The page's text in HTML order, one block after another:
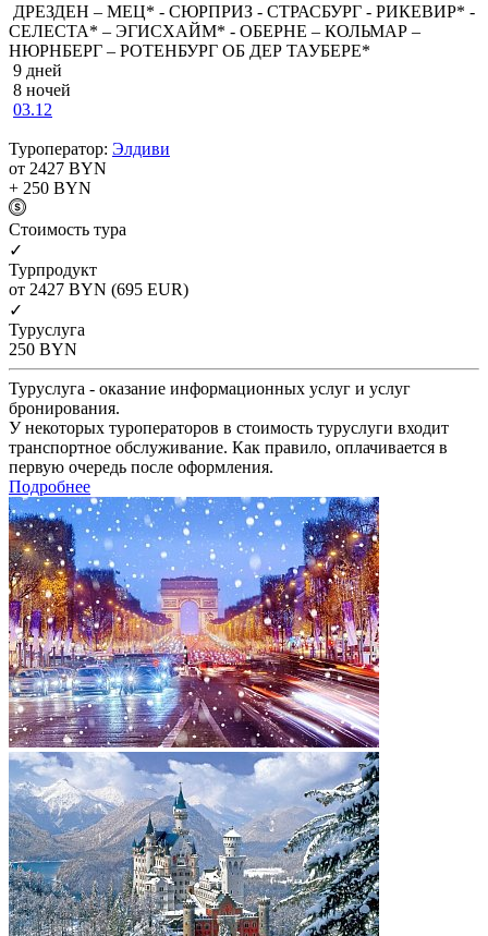
ДРЕЗДЕН – МЕЦ* - СЮРПРИЗ - СТРАСБУРГ - РИКЕВИР* -
СЕЛЕСТА* – ЭГИСХАЙМ* - ОБЕРНЕ – КОЛЬМАР –
НЮРНБЕРГ – РОТЕНБУРГ ОБ ДЕР ТАУБЕРЕ*
9 дней
8 ночей
03.12
Туроператор: Элдиви
от 2427 BYN
+ 250 BYN
Cтоимость тура
✓
Турпродукт
от 2427 BYN (695 EUR)
✓
Туруслуга
250 BYN
Туруслуга - оказание информационных услуг и услуг
бронирования.
У некоторых туроператоров в стоимость туруслуги входит
транспортное обслуживание. Как правило, оплачивается в
первую очередь после оформления.
Подробнее